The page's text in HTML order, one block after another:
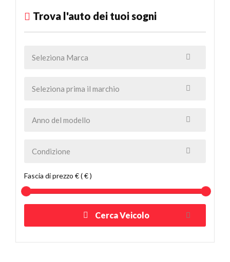
Trova l'auto dei tuoi sogni
Fascia di prezzo € ( € )
Cerca Veicolo